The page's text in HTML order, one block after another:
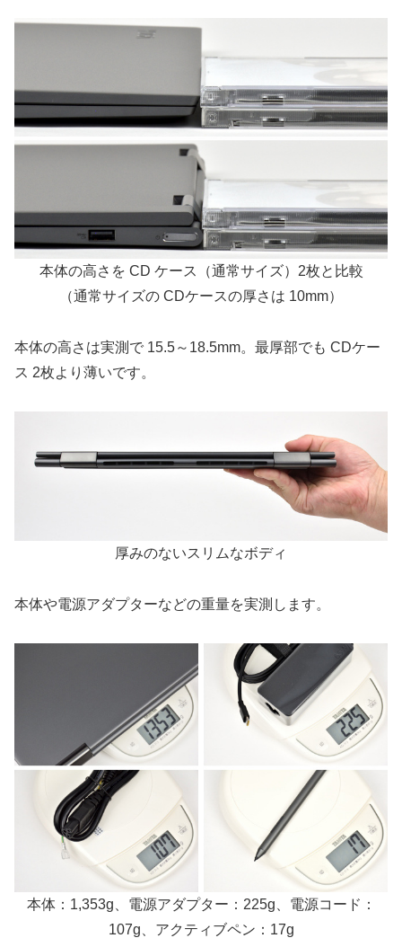
本体の高さを CD ケース（通常サイズ）2枚と比較
（通常サイズの CDケースの厚さは 10mm）
本体の高さは実測で 15.5～18.5mm。最厚部でも CDケー
ス 2枚より薄いです。
厚みのないスリムなボディ
本体や電源アダプターなどの重量を実測します。
本体：1,353g、電源アダプター：225g、電源コード：
107g、アクティブペン：17g